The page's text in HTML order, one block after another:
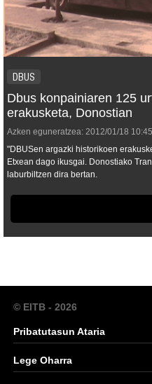
DBUS
Dbus konpainiaren 125
erakusketa, Donostian
Azken eguneratzea: 2012/01/18 10:45
"DBUSen argazki historikoen
Etxean dago ikusgai. Donostiako
laburbiltzen dira bertan.
© EITB - 2026
Pribatutasun Ataria
Lege Oharra